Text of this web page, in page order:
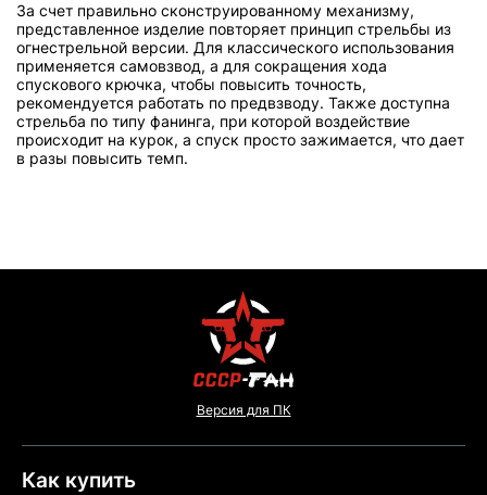
За счет правильно сконструированному механизму,
представленное изделие повторяет принцип стрельбы из
огнестрельной версии. Для классического использования
применяется самовзвод, а для сокращения хода
спускового крючка, чтобы повысить точность,
рекомендуется работать по предвзводу. Также доступна
стрельба по типу фанинга, при которой воздействие
происходит на курок, а спуск просто зажимается, что дает
в разы повысить темп.
Версия для ПК
Как купить